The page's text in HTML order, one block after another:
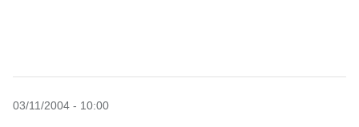
03/11/2004 - 10:00